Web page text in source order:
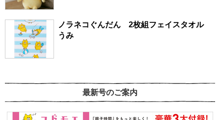
ノラネコぐんだん 2枚組フェイスタオル
うみ
最新号のご案内